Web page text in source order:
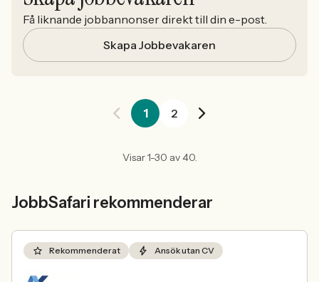
Få liknande jobbannonser direkt till din e-post.
Skapa Jobbevakaren
1 2
Visar 1-30 av 40.
JobbSafari rekommenderar
Rekommenderat Ansök utan CV